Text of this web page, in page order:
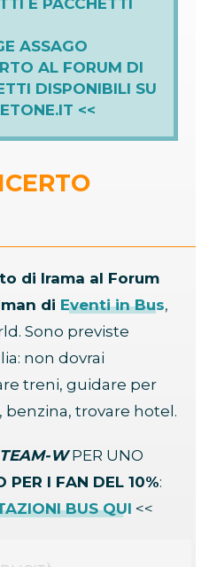
E PACCHETTI
ASSAGO
AL FORUM DI
DISPONIBILI SU
<<
di Irama al Forum
di Eventi in Bus,
Sono previste
non dovrai
treni, guidare per
trovare hotel.
TEAM-WPER UNO
PER I FAN DEL 10%:
BUS QUI <<